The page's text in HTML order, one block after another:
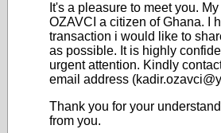
It's a pleasure to meet you.
OZAVCI a citizen of Ghana. I
transaction i would like to
as possible. It is highly
urgent attention. Kindly
email address
Thank you for your
from you.